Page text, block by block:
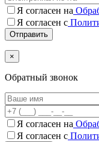
Я согласен на
Я согласен с
×
Обратный звонок
Я согласен на
Я согласен c